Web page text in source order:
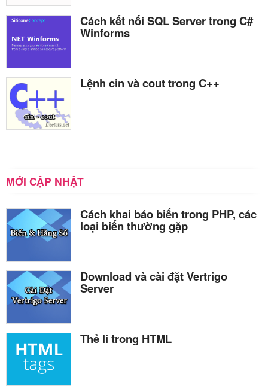
Cách kết nối SQL Server trong C#
Winforms
Lệnh cin và cout trong C++
MỚI CẬP NHẬT
Cách khai báo biến trong PHP, các
loại biến thường gặp
Download và cài đặt Vertrigo
Server
Thẻ li trong HTML